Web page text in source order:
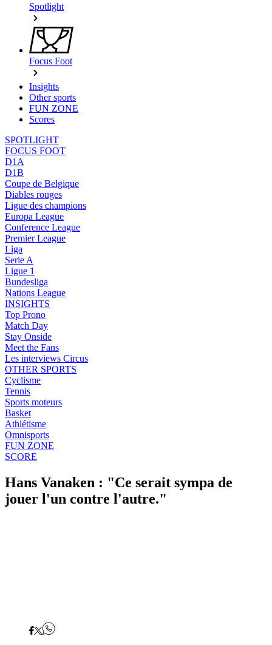
Spotlight
Focus Foot
Insights
Other sports
FUN ZONE
Scores
SPOTLIGHT
FOCUS FOOT
D1A
D1B
Coupe de Belgique
Diables rouges
Ligue des champions
Europa League
Conference League
Premier League
Liga
Serie A
Ligue 1
Bundesliga
Nations League
INSIGHTS
Top Prono
Match Day
Stay Onside
Meet the Fans
Les interviews Circus
OTHER SPORTS
Cyclisme
Tennis
Sports moteurs
Basket
Athlétisme
Omnisports
FUN ZONE
SCORE
Hans Vanaken : "Ce serait sympa de
jouer l'un contre l'autre."